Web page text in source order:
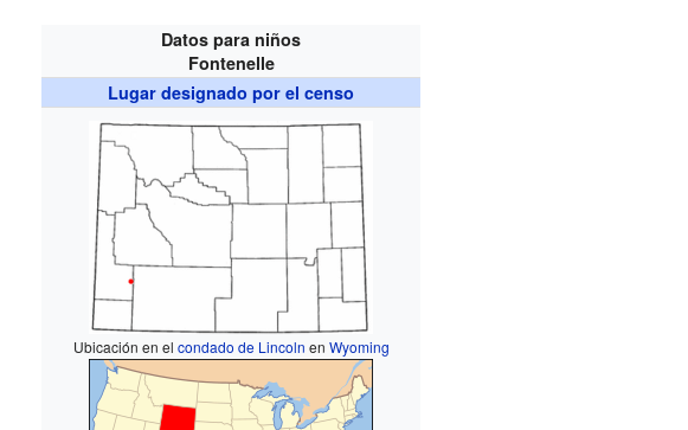
Datos para niños
Fontenelle
Lugar designado por el censo
Ubicación en el condado de Lincoln en Wyoming